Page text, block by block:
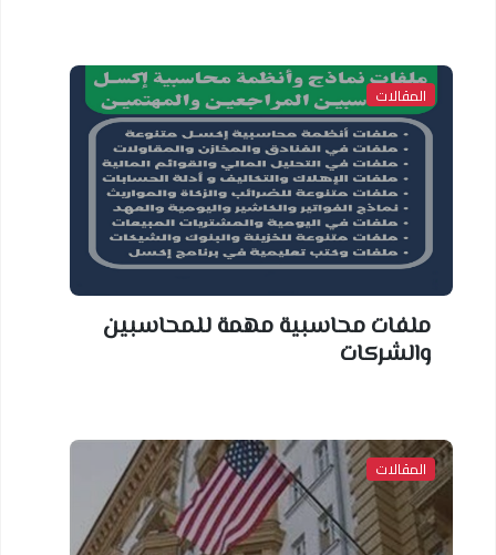
المقالات
ملفات محاسبية مهمة للمحاسبين
والشركات
المقالات